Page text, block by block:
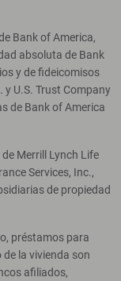
Bank of America,
absoluta de Bank
y de fideicomisos
U.S. Trust Company
de Bank of America
Merrill Lynch Life
Services, Inc.,
de propiedad
préstamos para
la vivienda son
afiliados,